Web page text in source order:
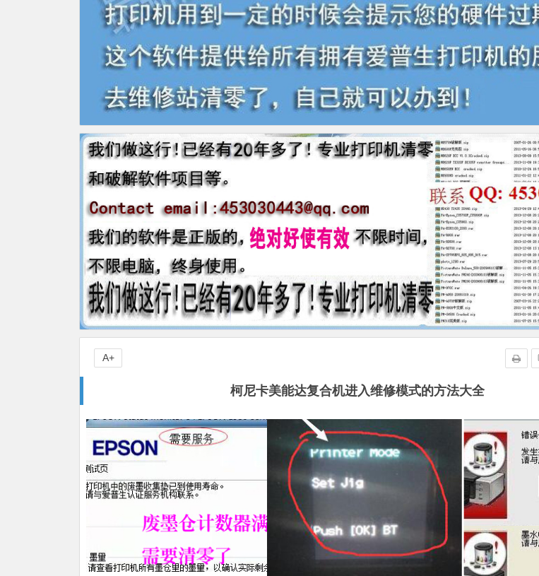
柯尼卡美能达复合机进入维修模式的方法大全
A+